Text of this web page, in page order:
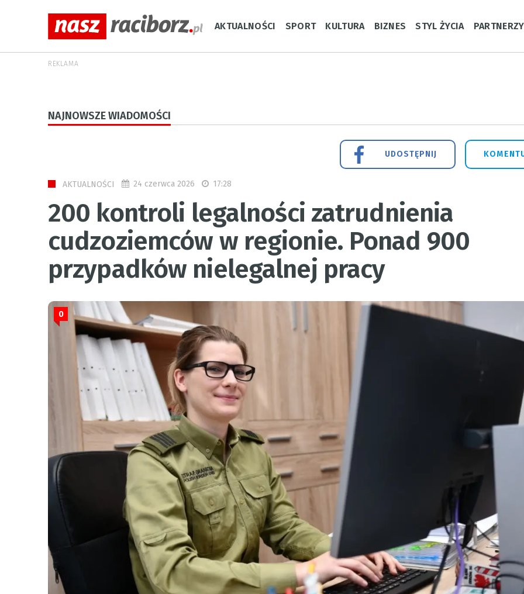
AKTUALNOŚCI SPORT KULTURA BIZNES STYL ŻYCIA PARTNERZY
REKLAMA
NAJNOWSZE WIADOMOŚCI
UDOSTĘPNIJ
AKTUALNOŚCI 24 czerwca 2026 17:28
200 kontroli legalności zatrudnienia
cudzoziemców w regionie. Ponad 900
przypadków nielegalnej pracy
0